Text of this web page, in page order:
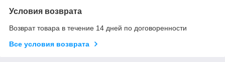
Условия возврата
Возврат товара в течение 14 дней по договоренности
Все условия возврата